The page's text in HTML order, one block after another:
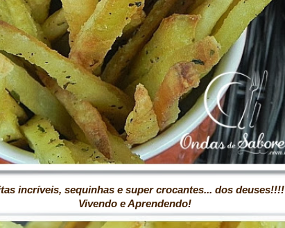
sequinhas e super crocantes... dos deuses!!!!
Aprendendo!